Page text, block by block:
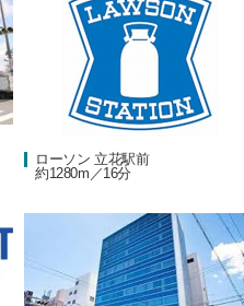
ローソン 立花駅前
約1280m／16分